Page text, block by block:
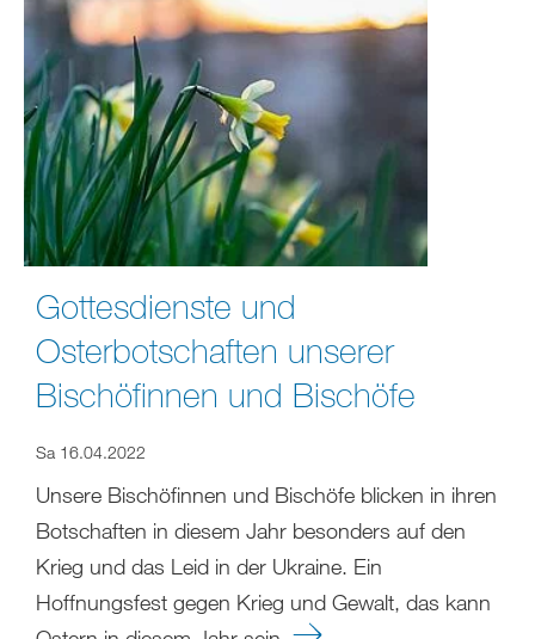
Gottesdienste und
Osterbotschaften unserer
Bischöfinnen und Bischöfe
Sa 16.04.2022
Unsere Bischöfinnen und Bischöfe blicken in ihren
Botschaften in diesem Jahr besonders auf den
Krieg und das Leid in der Ukraine. Ein
Hoffnungsfest gegen Krieg und Gewalt, das kann